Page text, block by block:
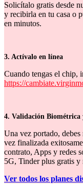
Solicítalo gratis desde
y recibirla en tu casa o
en minutos.
3. Actívalo en línea
Cuando tengas el chip,
https://
4. Validación Biométrica
Una vez portado,
vez finalizada
contrato, Apps y redes
5G, Tinder plus gratis y
Ver todos los planes